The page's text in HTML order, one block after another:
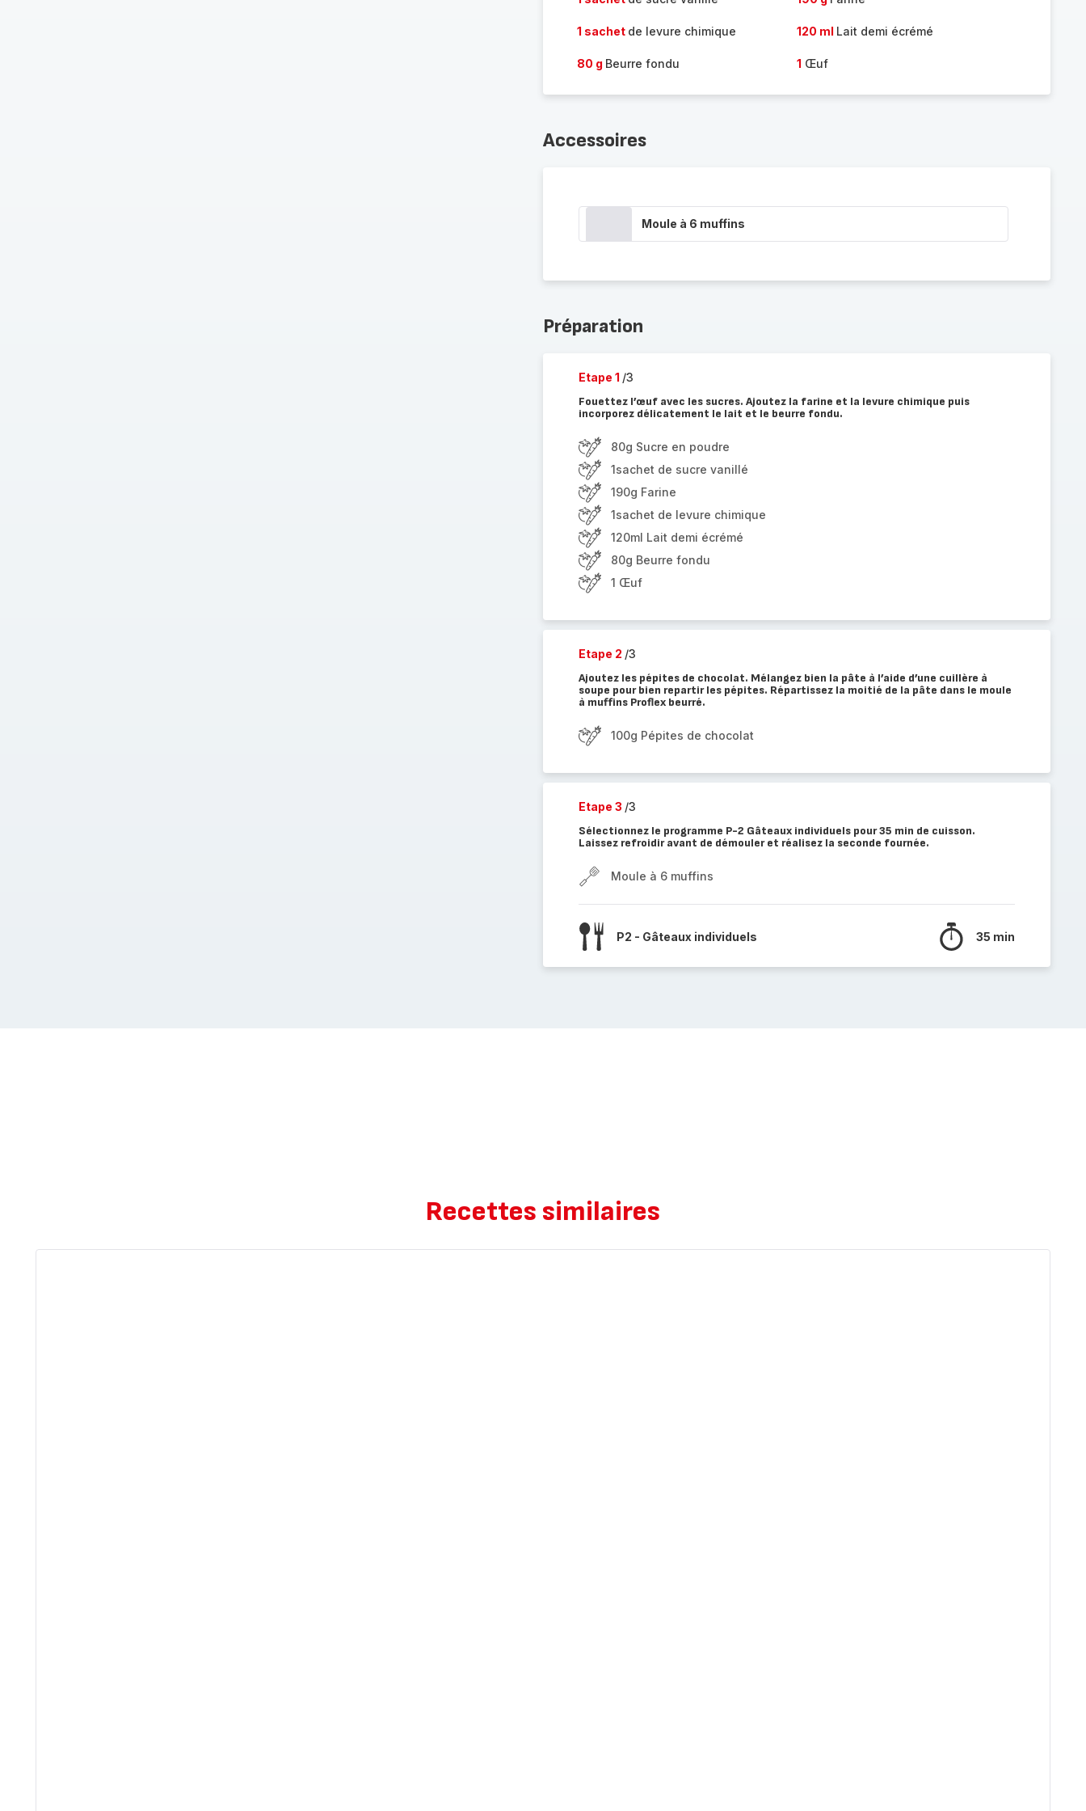
1 sachet de levure chimique 120 ml Lait demi écrémé
80 g Beurre fondu 1 Œuf
Accessoires
Moule à 6 muffins
Préparation
Etape 1 /3
Fouettez l’œuf avec les sucres. Ajoutez la farine et la levure chimique puis
incorporez délicatement le lait et le beurre fondu.
80g Sucre en poudre
1sachet de sucre vanillé
190g Farine
1sachet de levure chimique
120ml Lait demi écrémé
80g Beurre fondu
1 Œuf
Etape 2 /3
Ajoutez les pépites de chocolat. Mélangez bien la pâte à l’aide d’une cuillère à
soupe pour bien repartir les pépites. Répartissez la moitié de la pâte dans le moule
à muffins Proflex beurré.
100g Pépites de chocolat
Etape 3 /3
Sélectionnez le programme P-2 Gâteaux individuels pour 35 min de cuisson.
Laissez refroidir avant de démouler et réalisez la seconde fournée.
Moule à 6 muffins
P2 - Gâteaux individuels 35 min
Recettes similaires